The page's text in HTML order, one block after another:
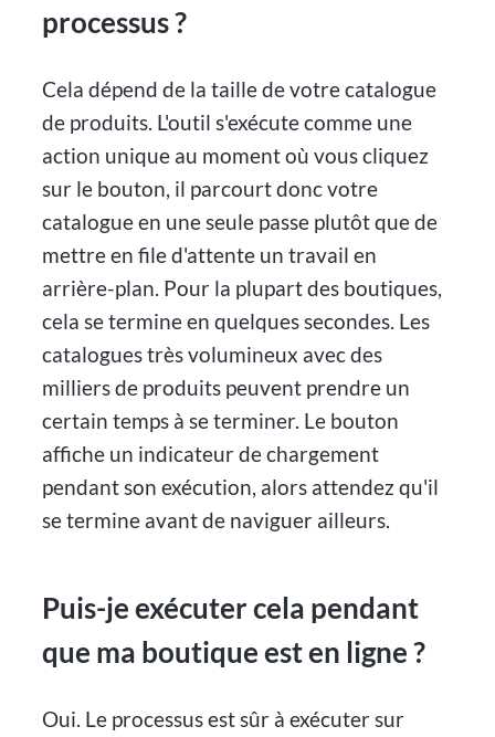
processus ?
Cela dépend de la taille de votre catalogue
de produits. L'outil s'exécute comme une
action unique au moment où vous cliquez
sur le bouton, il parcourt donc votre
catalogue en une seule passe plutôt que de
mettre en file d'attente un travail en
arrière-plan. Pour la plupart des boutiques,
cela se termine en quelques secondes. Les
catalogues très volumineux avec des
milliers de produits peuvent prendre un
certain temps à se terminer. Le bouton
affiche un indicateur de chargement
pendant son exécution, alors attendez qu'il
se termine avant de naviguer ailleurs.
Puis-je exécuter cela pendant
que ma boutique est en ligne ?
Oui. Le processus est sûr à exécuter sur